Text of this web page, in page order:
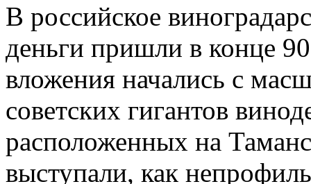
В российское
деньги пришли в конце
вложения начались с
советских гигантов
расположенных на
выступали, как